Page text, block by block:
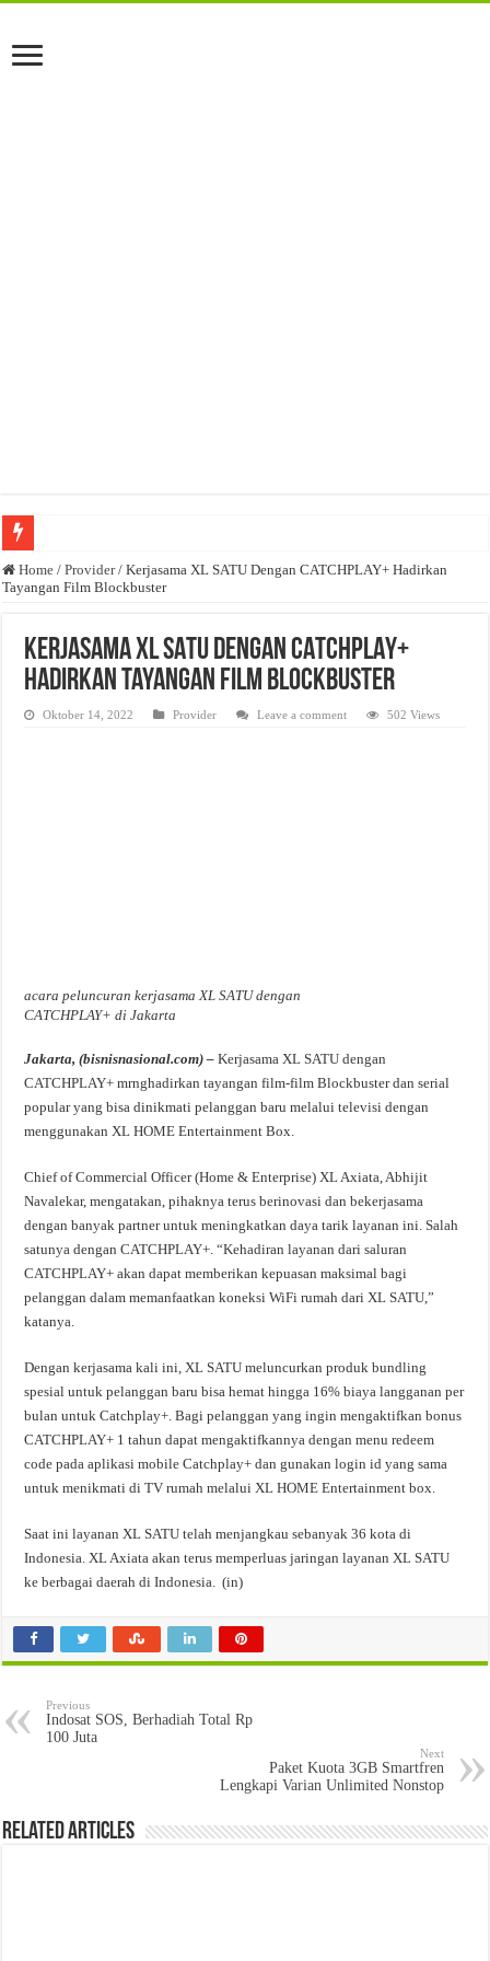
Anda butuh promosi usaha? Kontak ke Email redaksi@bisnisnasional.com
Dibutuhkan Marketing. Lamaran di-email ke redaksi@bisnisnasional.com
Home / Provider / Kerjasama XL SATU Dengan CATCHPLAY+ Hadirkan
Tayangan Film Blockbuster
Kerjasama XL SATU Dengan CATCHPLAY+
Hadirkan Tayangan Film Blockbuster
Oktober 14, 2022 Provider Leave a comment 502 Views
acara peluncuran kerjasama XL SATU dengan
CATCHPLAY+ di Jakarta
Jakarta, (bisnisnasional.com) – Kerjasama XL SATU dengan
CATCHPLAY+ mrnghadirkan tayangan film-film Blockbuster dan serial
popular yang bisa dinikmati pelanggan baru melalui televisi dengan
menggunakan XL HOME Entertainment Box.
Chief of Commercial Officer (Home & Enterprise) XL Axiata, Abhijit
Navalekar, mengatakan, pihaknya terus berinovasi dan bekerjasama
dengan banyak partner untuk meningkatkan daya tarik layanan ini. Salah
satunya dengan CATCHPLAY+. “Kehadiran layanan dari saluran
CATCHPLAY+ akan dapat memberikan kepuasan maksimal bagi
pelanggan dalam memanfaatkan koneksi WiFi rumah dari XL SATU,”
katanya.
Dengan kerjasama kali ini, XL SATU meluncurkan produk bundling
spesial untuk pelanggan baru bisa hemat hingga 16% biaya langganan per
bulan untuk Catchplay+. Bagi pelanggan yang ingin mengaktifkan bonus
CATCHPLAY+ 1 tahun dapat mengaktifkannya dengan menu redeem
code pada aplikasi mobile Catchplay+ dan gunakan login id yang sama
untuk menikmati di TV rumah melalui XL HOME Entertainment box.
Saat ini layanan XL SATU telah menjangkau sebanyak 36 kota di
Indonesia. XL Axiata akan terus memperluas jaringan layanan XL SATU
ke berbagai daerah di Indonesia. (in)
Previous
Indosat SOS, Berhadiah Total Rp
100 Juta
Next
Paket Kuota 3GB Smartfren
Lengkapi Varian Unlimited Nonstop
Related Articles